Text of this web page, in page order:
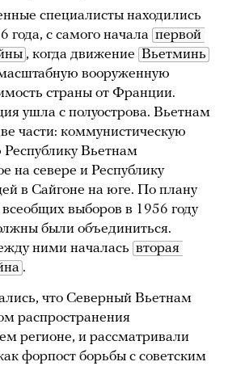
специалисты находились
года, с самого начала первой
, когда движение Вьетминь
вооруженную
страны от Франции.
ушла с полуострова. Вьетнам
части: коммунистическую
Вьетнам
на севере и Республику
в Сайгоне на юге. По плану
выборов в 1956 году
были объединиться.
ними началась вторая
.
что Северный Вьетнам
распространения
регионе, и рассматривали
форпост борьбы с советским